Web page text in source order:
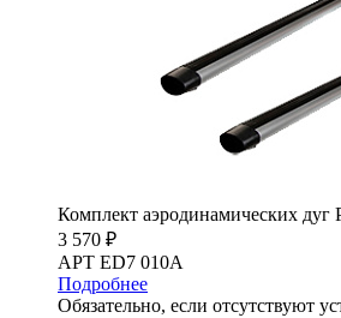
Комплект аэродинамических дуг
3 570 ₽
АРТ ED7 010A
Подробнее
Обязательно, если отсутствуют